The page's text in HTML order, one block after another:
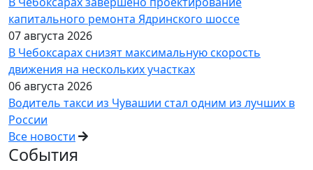
капитального ремонта Ядринского шоссе
07 августа 2026
В Чебоксарах снизят максимальную скорость
движения на нескольких участках
06 августа 2026
Водитель такси из Чувашии стал одним из лучших в
России
Все новости
События